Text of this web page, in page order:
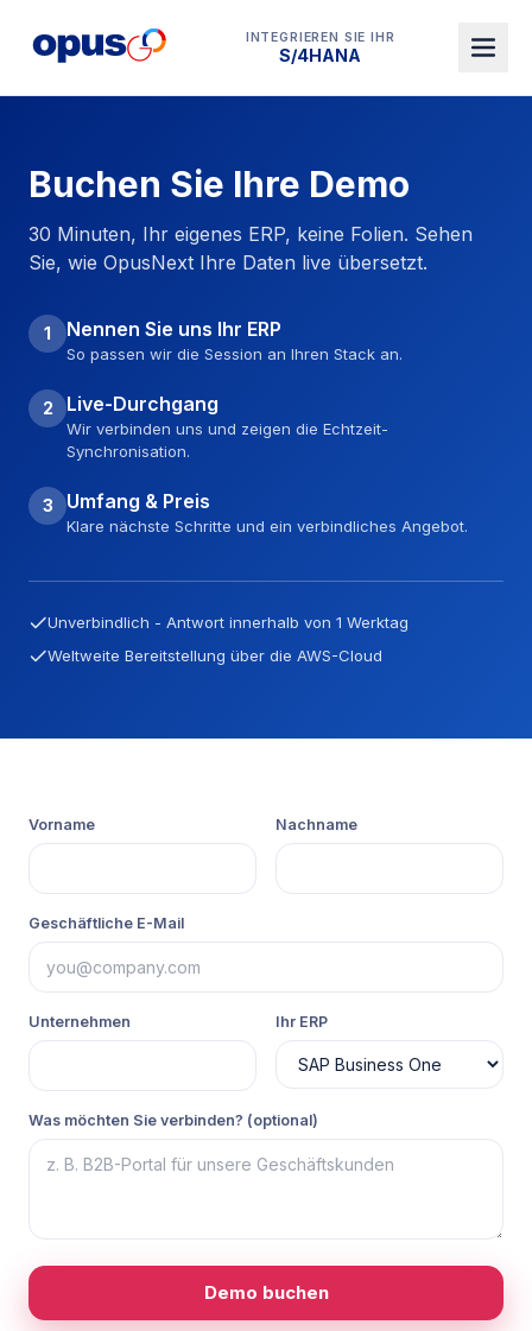
INTEGRIEREN SIE IHR
S/4HANA
Buchen Sie Ihre Demo
30 Minuten, Ihr eigenes ERP, keine Folien. Sehen
Sie, wie OpusNext Ihre Daten live übersetzt.
1 Nennen Sie uns Ihr ERP
So passen wir die Session an Ihren Stack an.
2 Live-Durchgang
Wir verbinden uns und zeigen die Echtzeit-
Synchronisation.
3 Umfang & Preis
Klare nächste Schritte und ein verbindliches Angebot.
Unverbindlich - Antwort innerhalb von 1 Werktag
Weltweite Bereitstellung über die AWS-Cloud
Vorname Nachname
Geschäftliche E-Mail
Unternehmen Ihr ERP
Was möchten Sie verbinden? (optional)
Demo buchen